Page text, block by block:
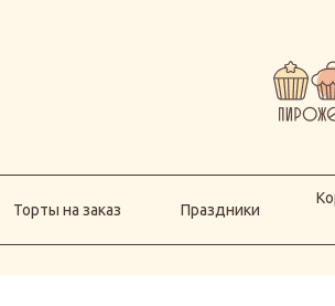
Торты на заказ Праздники